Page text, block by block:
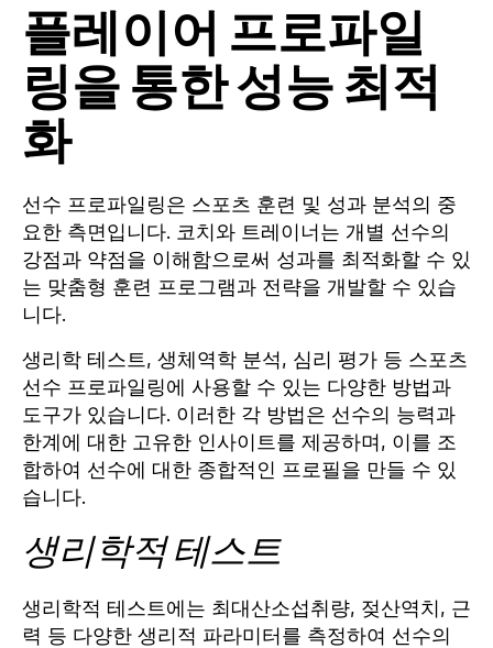
플레이어 프로파일
링을 통한 성능 최적
화
선수 프로파일링은 스포츠 훈련 및 성과 분석의 중
요한 측면입니다. 코치와 트레이너는 개별 선수의
강점과 약점을 이해함으로써 성과를 최적화할 수 있
는 맞춤형 훈련 프로그램과 전략을 개발할 수 있습
니다.
생리학 테스트, 생체역학 분석, 심리 평가 등 스포츠
선수 프로파일링에 사용할 수 있는 다양한 방법과
도구가 있습니다. 이러한 각 방법은 선수의 능력과
한계에 대한 고유한 인사이트를 제공하며, 이를 조
합하여 선수에 대한 종합적인 프로필을 만들 수 있
습니다.
생리학적 테스트
생리학적 테스트에는 최대산소섭취량, 젖산역치, 근
력 등 다양한 생리적 파라미터를 측정하여 선수의